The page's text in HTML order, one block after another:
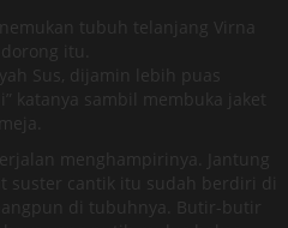
tubuh telanjang Virna
itu.
Sus, dijamin lebih puas
katanya sambil membuka jaket
menghampirinya. Jantung
suster cantik itu sudah berdiri di
di tubuhnya. Butir-butir